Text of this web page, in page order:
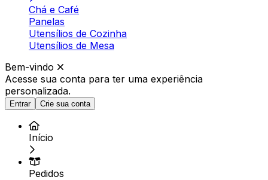
Chá e Café
Panelas
Utensílios de Cozinha
Utensílios de Mesa
Bem-vindo
Acesse sua conta para ter uma experiência
personalizada.
Entrar Crie sua conta
Início
Pedidos